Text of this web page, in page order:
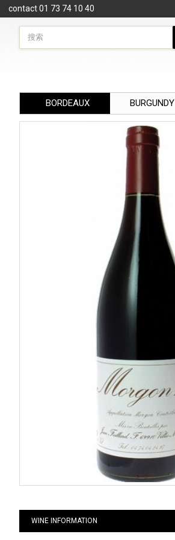
contact 01 73 74 10 40
BORDEAUX BURGUNDY
WINE INFORMATION
Cookie管理面板